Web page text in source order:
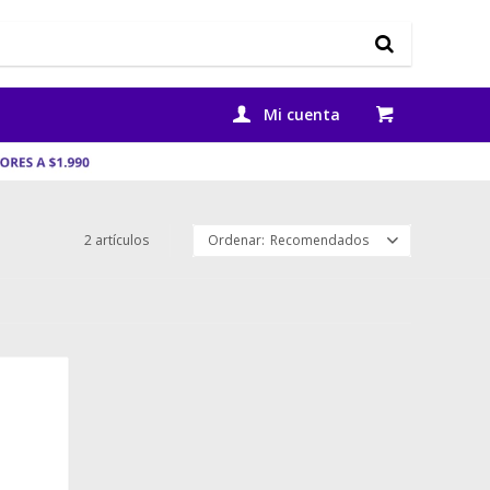
2 artículos Recomendados